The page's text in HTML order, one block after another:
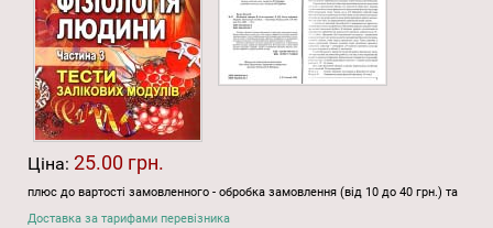
Ціна: 25.00 грн.
плюс до вартості замовленного - обробка замовлення (від 10 до 40 грн.) та
Доставка за тарифами перевізника